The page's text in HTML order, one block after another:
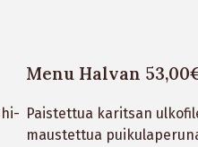
Menu Halvan
Paistettua karitsan
maustettua